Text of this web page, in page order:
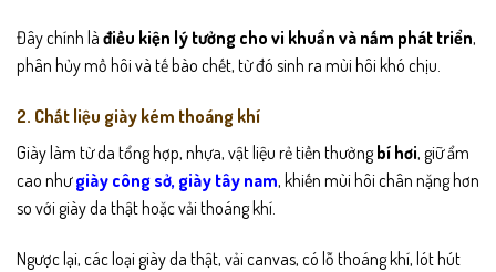
Đây chính là điều kiện lý tưởng cho vi khuẩn và nấm phát triển,
phân hủy mồ hôi và tế bào chết, từ đó sinh ra mùi hôi khó chịu.
2. Chất liệu giày kém thoáng khí
Giày làm từ da tổng hợp, nhựa, vật liệu rẻ tiền thườngbí hơi, giữ ẩm
cao nhưgiày công sở, giày tây nam, khiến mùi hôi chân nặng hơn
so với giày da thật hoặc vải thoáng khí.
Ngược lại, các loại giày da thật, vải canvas, có lỗ thoáng khí, lót hút